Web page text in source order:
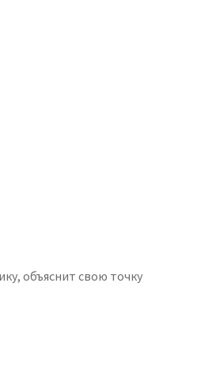
объяснит свою точку